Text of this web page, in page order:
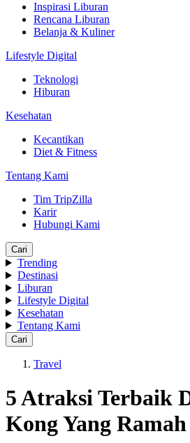
Inspirasi Liburan
Rencana Liburan
Belanja & Kuliner
Lifestyle Digital
Teknologi
Hiburan
Kesehatan
Kecantikan
Diet & Fitness
Tentang Kami
Tim TripZilla
Karir
Hubungi Kami
Cari
Trending
Destinasi
Liburan
Lifestyle Digital
Kesehatan
Tentang Kami
Cari
Travel
5 Atraksi Terbaik
Kong Yang